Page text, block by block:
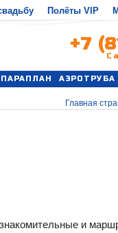
Полёты VIP
+7
ПАРАПЛАН АЭРОТРУБА
Главная
и